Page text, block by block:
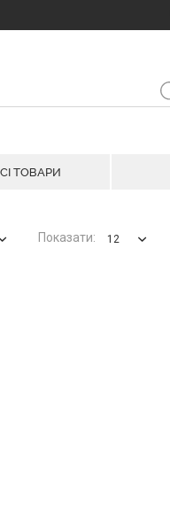
ТОВАРИ
Показати: 12